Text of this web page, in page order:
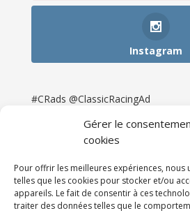
Gérer le
cookies
Pour offrir les meilleures expériences, nous
telles que les cookies pour stocker et/ou
appareils. Le fait de consentir à ces
traiter des données telles que le
Instagram
#CRads @ClassicRacingAd